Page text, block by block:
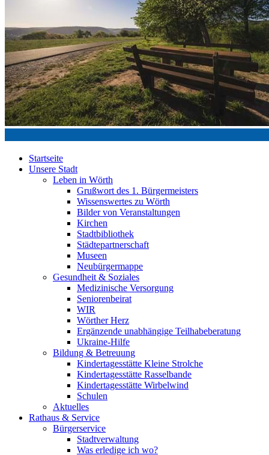
Startseite
Unsere Stadt
Leben in Wörth
Grußwort des 1. Bürgermeisters
Wissenswertes zu Wörth
Bilder von Veranstaltungen
Kirchen
Stadtbibliothek
Städtepartnerschaft
Museen
Neubürgermappe
Gesundheit & Soziales
Medizinische Versorgung
Seniorenbeirat
WIR
Wörther Herz
Ergänzende unabhängige Teilhabeberatung
Ukraine-Hilfe
Bildung & Betreuung
Kindertagesstätte Kleine Strolche
Kindertagesstätte Rasselbande
Kindertagesstätte Wirbelwind
Schulen
Aktuelles
Rathaus & Service
Bürgerservice
Stadtverwaltung
Was erledige ich wo?